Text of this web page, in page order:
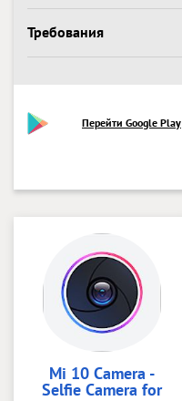
Требования
Перейти Google Play
Mi 10 Camera -
Selfie Camera for